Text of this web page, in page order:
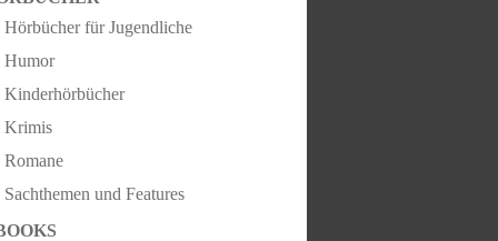
Hörbücher für Jugendliche
Humor
Kinderhörbücher
Krimis
Romane
Sachthemen und Features